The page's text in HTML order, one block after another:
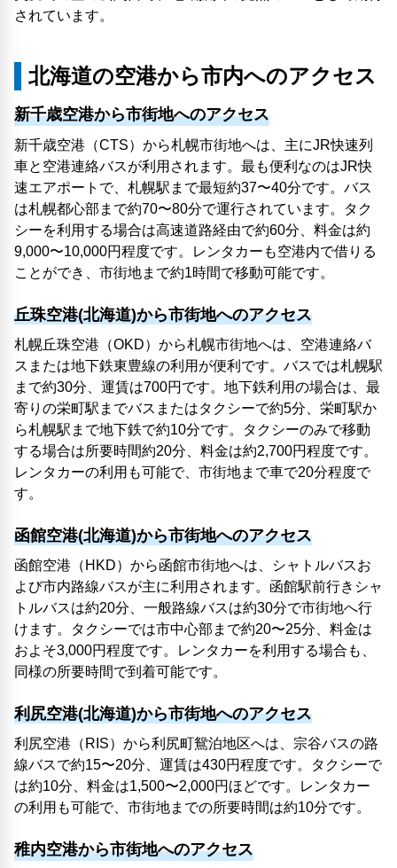
されています。
北海道の空港から市内へのアクセス
新千歳空港から市街地へのアクセス
新千歳空港（CTS）から札幌市街地へは、主にJR快速列
車と空港連絡バスが利用されます。最も便利なのはJR快
速エアポートで、札幌駅まで最短約37〜40分です。バス
は札幌都心部まで約70〜80分で運行されています。タク
シーを利用する場合は高速道路経由で約60分、料金は約
9,000〜10,000円程度です。レンタカーも空港内で借りる
ことができ、市街地まで約1時間で移動可能です。
丘珠空港(北海道)から市街地へのアクセス
札幌丘珠空港（OKD）から札幌市街地へは、空港連絡バ
スまたは地下鉄東豊線の利用が便利です。バスでは札幌駅
まで約30分、運賃は700円です。地下鉄利用の場合は、最
寄りの栄町駅までバスまたはタクシーで約5分、栄町駅か
ら札幌駅まで地下鉄で約10分です。タクシーのみで移動
する場合は所要時間約20分、料金は約2,700円程度です。
レンタカーの利用も可能で、市街地まで車で20分程度で
す。
函館空港(北海道)から市街地へのアクセス
函館空港（HKD）から函館市街地へは、シャトルバスお
よび市内路線バスが主に利用されます。函館駅前行きシャ
トルバスは約20分、一般路線バスは約30分で市街地へ行
けます。タクシーでは市中心部まで約20〜25分、料金は
およそ3,000円程度です。レンタカーを利用する場合も、
同様の所要時間で到着可能です。
利尻空港(北海道)から市街地へのアクセス
利尻空港（RIS）から利尻町鴛泊地区へは、宗谷バスの路
線バスで約15〜20分、運賃は430円程度です。タクシーで
は約10分、料金は1,500〜2,000円ほどです。レンタカー
の利用も可能で、市街地までの所要時間は約10分です。
稚内空港から市街地へのアクセス